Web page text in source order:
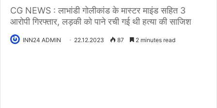
CG NEWS : लाभांडी गोलीकांड के मास्टर माइंड सहित 3
आरोपी गिरफ्तार, लड़की को पाने रची गई थी हत्या की साजिश
INN24 ADMIN 22.12.2023 87 2 minutes read